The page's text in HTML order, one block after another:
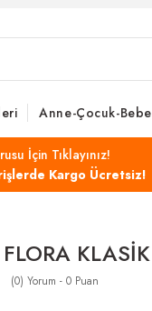
Anne-Çocuk-
İçin Tıklayınız!
Kargo Ücretsiz!
FLORA
(0) Yorum - 0 Puan